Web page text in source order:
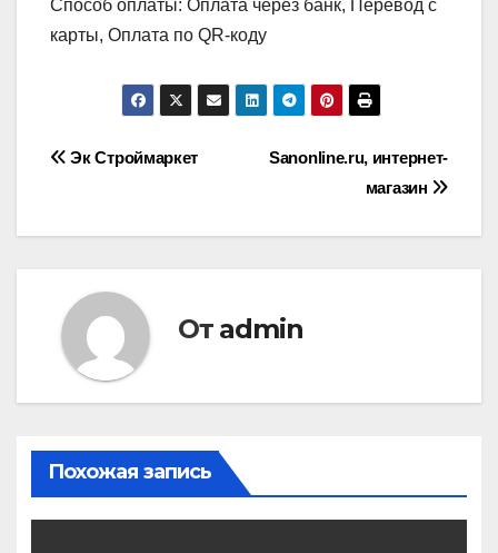
Способ оплаты: Оплата через банк, Перевод с
карты, Оплата по QR-коду
Навигация
Sanonline.ru, интернет-
магазин
Эк Строймаркет
От admin
Похожая запись